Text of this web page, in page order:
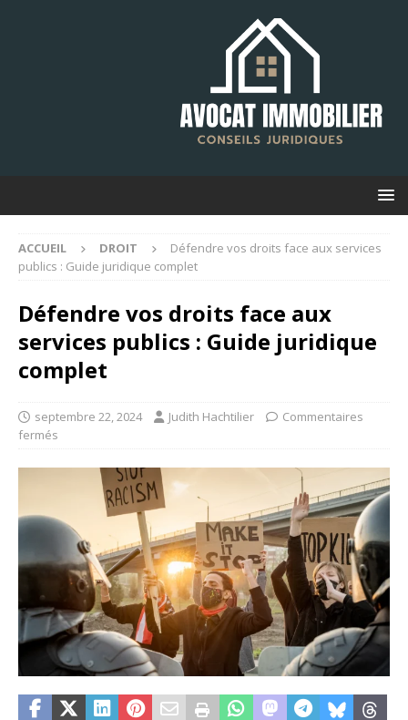
ACCUEIL DROIT
Défendre vos droits face aux services
publics : Guide juridique complet
Défendre vos droits face aux
services publics : Guide juridique
complet
septembre 22, 2024 Judith Hachtilier
Commentaires
fermés